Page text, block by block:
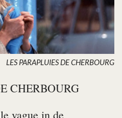
LES PARAPLUIES DE CHERBOURG
CHERBOURG
vague in de